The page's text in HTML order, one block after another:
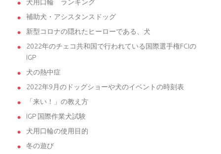
犬用口輪 ランキング
補助犬・アシスタンスドッグ
新型コロナの隠れたヒーローである、犬
2022年のチェコ共和国で行われている国際選手権FCIの
IGP
犬の熱中症
2022年9月のドッグショーや犬のイベントの時刻表
「来い！」の教え方
IGP 国際作業犬試験
犬用口輪の使用目的
冬の遊び